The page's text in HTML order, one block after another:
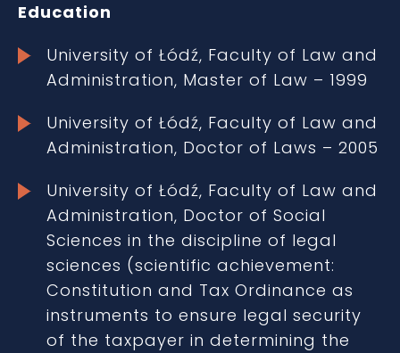
Education
University of Łódź, Faculty of Law and
Administration, Master of Law – 1999
University of Łódź, Faculty of Law and
Administration, Doctor of Laws – 2005
University of Łódź, Faculty of Law and
Administration, Doctor of Social
Sciences in the discipline of legal
sciences (scientific achievement:
Constitution and Tax Ordinance as
instruments to ensure legal security
of the taxpayer in determining the